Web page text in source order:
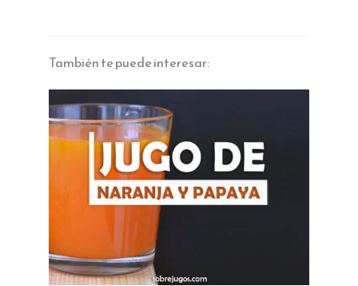
También te puede interesar: